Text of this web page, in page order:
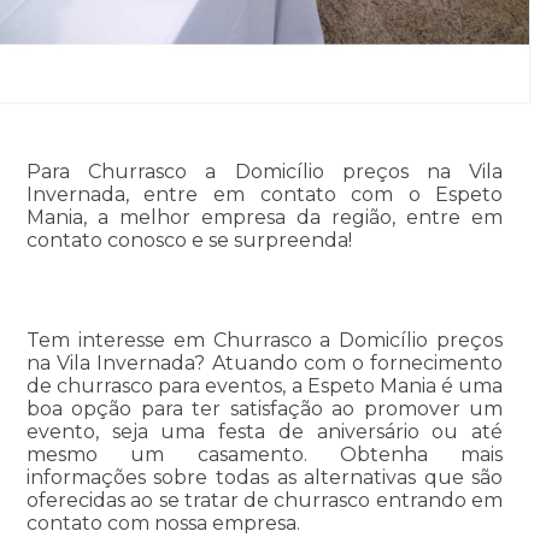
Para Churrasco a Domicílio preços na Vila
Invernada, entre em contato com o Espeto
Mania, a melhor empresa da região, entre em
contato conosco e se surpreenda!
Tem interesse em Churrasco a Domicílio preços
na Vila Invernada? Atuando com o fornecimento
de churrasco para eventos, a Espeto Mania é uma
boa opção para ter satisfação ao promover um
evento, seja uma festa de aniversário ou até
mesmo um casamento. Obtenha mais
informações sobre todas as alternativas que são
oferecidas ao se tratar de churrasco entrando em
contato com nossa empresa.